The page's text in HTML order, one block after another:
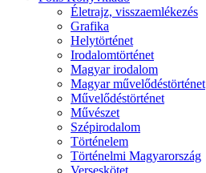
Életrajz, visszaemlékezés
Grafika
Helytörténet
Irodalomtörténet
Magyar irodalom
Magyar művelődéstörténet
Művelődéstörténet
Művészet
Szépirodalom
Történelem
Történelmi Magyarország
Verseskötet